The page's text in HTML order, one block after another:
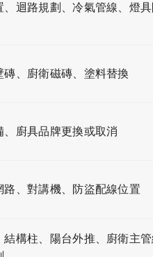
、迴路規劃、冷氣管線、燈
磚、廚衛磁磚、塗料替換
、廚具品牌更換或取消
路、對講機、防盜配線位置
結構柱、陽台外推、廚衛主管